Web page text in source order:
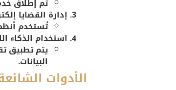
إدارة القضايا
تُستخدم
استخدام الذكاء
يتم تطبيق
البيانات.
الأدوات